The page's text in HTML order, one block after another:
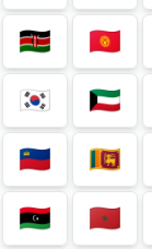
🇰🇪
🇰🇬
🇰🇷
🇰🇼
🇱🇮
🇱🇰
🇱🇾
🇲🇦